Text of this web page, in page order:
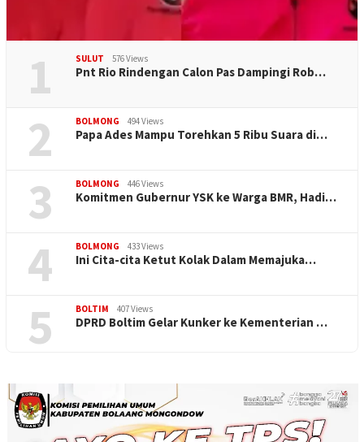
1 SULUT 576 Views
Pnt Rio Rindengan Calon Pas Dampingi Rob…
2 BOLMONG 494 Views
Papa Ades Mampu Torehkan 5 Ribu Suara di…
3 BOLMONG 446 Views
Komitmen Gubernur YSK ke Warga BMR, Hadi…
4 BOLMONG 433 Views
Ini Cita-cita Ketut Kolak Dalam Memajuka…
5 BOLTIM 407 Views
DPRD Boltim Gelar Kunker ke Kementerian …